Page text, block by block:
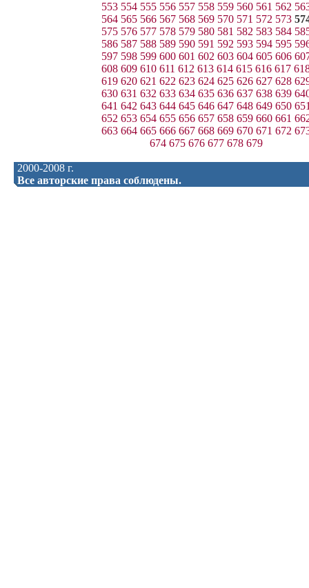
553 554 555 556 557 558 559 560 561 562
564 565 566 567 568 569 570 571 572 573
575 576 577 578 579 580 581 582 583 584
586 587 588 589 590 591 592 593 594 595
597 598 599 600 601 602 603 604 605 606
608 609 610 611 612 613 614 615 616 617
619 620 621 622 623 624 625 626 627 628
630 631 632 633 634 635 636 637 638 639
641 642 643 644 645 646 647 648 649 650
652 653 654 655 656 657 658 659 660 661
663 664 665 666 667 668 669 670 671 672
674 675 676 677 678 679
2000-2008 г.
Все авторские права соблюдены.